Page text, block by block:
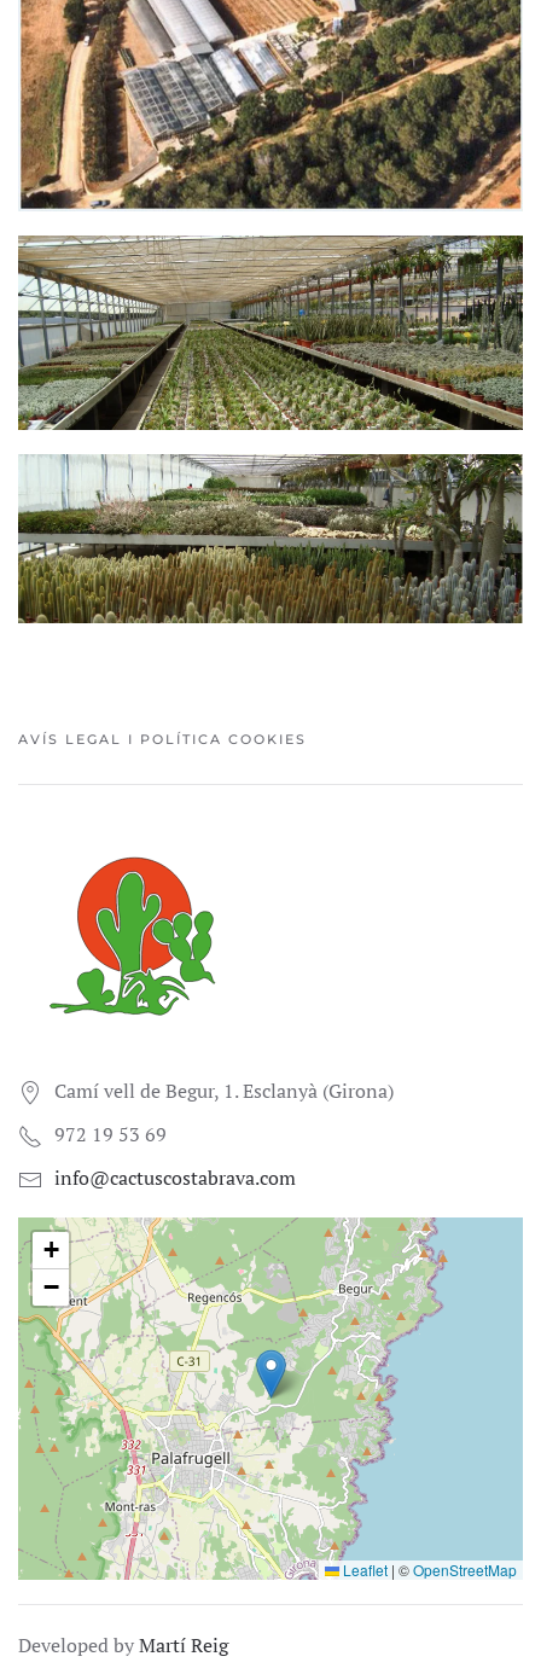
AVÍS LEGAL I POLÍTICA COOKIES
Camí vell de Begur, 1. Esclanyà (Girona)
972 19 53 69
info@cactuscostabrava.com
+
−
Leaflet | ©OpenStreetMap
Developed byMartí Reig